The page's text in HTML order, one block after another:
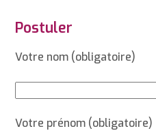
Postuler
Votre nom (obligatoire)
Votre prénom (obligatoire)